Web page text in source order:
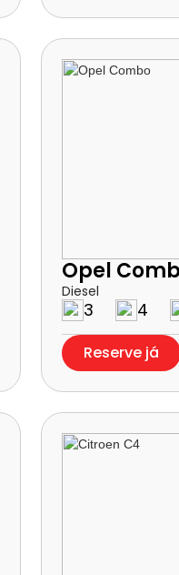
Opel
Diesel
3 4
Reserve já